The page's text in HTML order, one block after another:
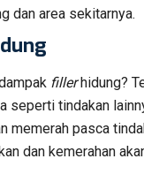
dan area sekitarnya.
fillerhidung?
seperti tindakan
memerah pasca
dan kemerahan